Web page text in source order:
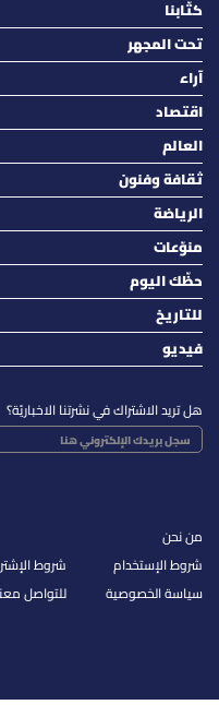
كتّابنا
تحت المجهر
آراء
اقتصاد
العالم
ثقافة وفنون
الرياضة
منوّعات
حظّك اليوم
للتاريخ
فيديو
هل تريد الاشتراك في نشرتنا الاخباريّة؟
من نحن
شروط الإستخدام
سياسة الخصوصية
شروط
للتواصل